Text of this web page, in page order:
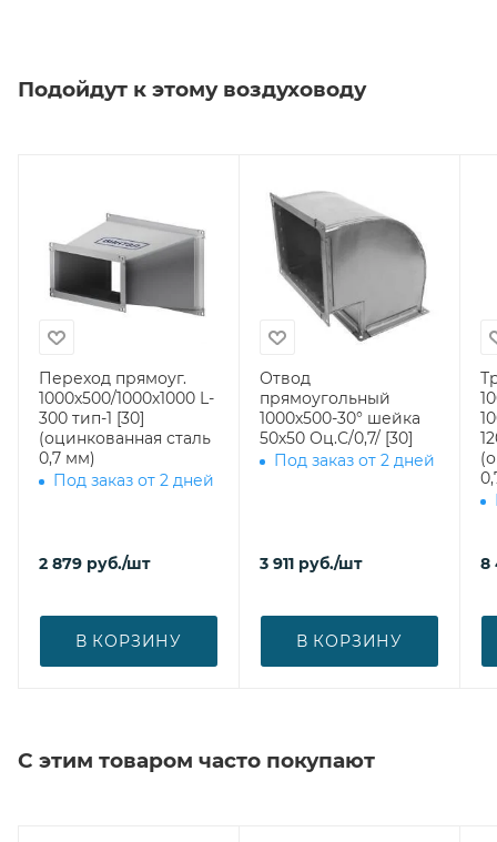
Подойдут к этому воздуховоду
Переход прямоуг.
1000х500/1000х1000 L-
300 тип-1 [30]
(оцинкованная сталь
0,7 мм)
Под заказ от 2 дней
2 879 руб./шт
В КОРЗИНУ
Отвод
прямоугольный
1000х500-30° шейка
50х50 Оц.С/0,7/ [30]
Под заказ от 2 дней
3 911 руб./шт
В КОРЗИНУ
1200
8
С этим товаром часто покупают